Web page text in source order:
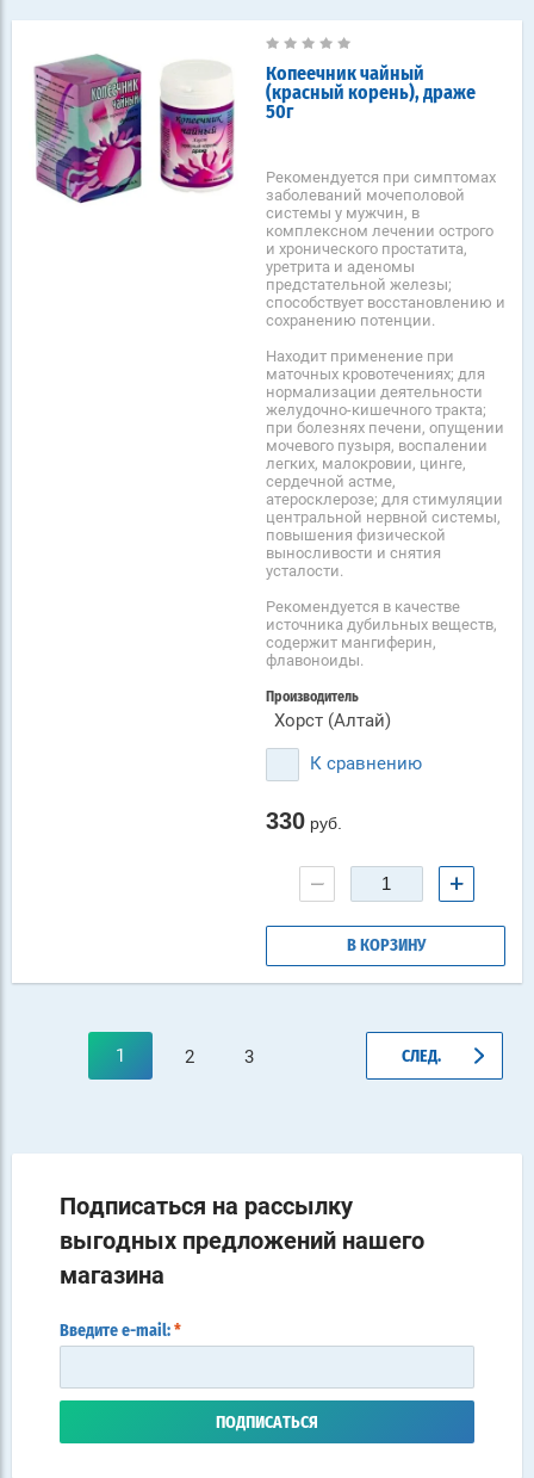
Копеечник чайный
(красный корень), драже
50г
Рекомендуется при симптомах
заболеваний мочеполовой
системы у мужчин, в
комплексном лечении острого
и хронического простатита,
уретрита и аденомы
предстательной железы;
способствует восстановлению и
сохранению потенции.
Находит применение при
маточных кровотечениях; для
нормализации деятельности
желудочно-кишечного тракта;
при болезнях печени, опущении
мочевого пузыря, воспалении
легких, малокровии, цинге,
сердечной астме,
атеросклерозе; для стимуляции
центральной нервной системы,
повышения физической
выносливости и снятия
усталости.
Рекомендуется в качестве
источника дубильных веществ,
содержит мангиферин,
флавоноиды.
Производитель
Хорст (Алтай)
К сравнению
330 руб.
− +
В КОРЗИНУ
1 2 3 СЛЕД.
Подписаться на рассылку
выгодных предложений нашего
магазина
Введите e-mail: *
ПОДПИСАТЬСЯ